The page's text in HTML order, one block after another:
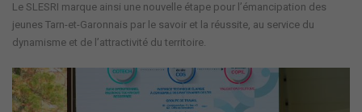
Le SLESRI marque ainsi une nouvelle étape pour l’émancipation des
jeunes Tarn-et-Garonnais par le savoir et la réussite, au service du
dynamisme et de l’attractivité du territoire.